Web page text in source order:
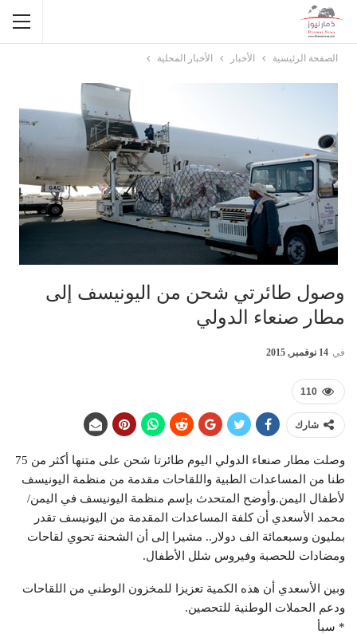
الصفحة الرئيسية الأخبار الأخبار المحلية
وصول طائرتي شحن من اليونيسف إلى
مطار صنعاء الدولي
في 14 نوفمبر, 2015
110
شارك
وصلت مطار صنعاء الدولي اليوم طائرتا شحن على متنها أكثر من 75
طنا من المساعدات الطبية واللقاحات مقدمة من منظمة اليونيسف
لأطفال اليمن.وأوضح المتحدث بإسم منظمة اليونيسف في اليمن/
محمد الأسعدي أن كلفة المساعدات المقدمة من اليونيسف تقدر
بمليون وسبعمائة الف دولار.. مشيرا إلى أن الشحنة تحوي لقاحات
ومضادات للحصبة وفيروس شلل الأطفال.
وبين الأسعدي أن هذه الكمية تعزيزا للمخزون الوطني من اللقاحات
ودعم الحملات الوطنية للتحصين.
* سبأ